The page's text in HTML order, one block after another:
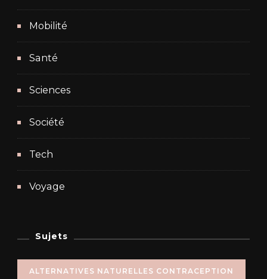
Mobilité
Santé
Sciences
Société
Tech
Voyage
Sujets
ALTERNATIVES NATURELLES CONTRACEPTION